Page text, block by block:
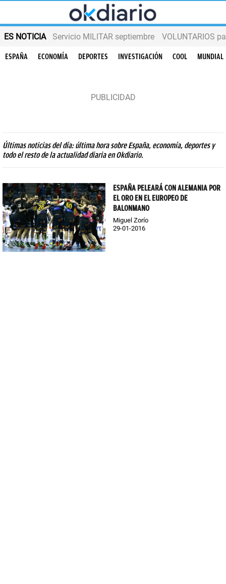
ES NOTICIA Servicio MILITAR septiembre VOLUNTARIOS
ESPAÑA ECONOMÍA DEPORTES INVESTIGACIÓN COOL MUNDIAL
Últimas noticias del día: última hora sobre España, economía, deportes y
todo el resto de la actualidad diaria en Okdiario.
ESPAÑA PELEARÁ CON ALEMANIA POR
EL ORO EN EL EUROPEO DE
BALONMANO
Miguel Zorío
29-01-2016